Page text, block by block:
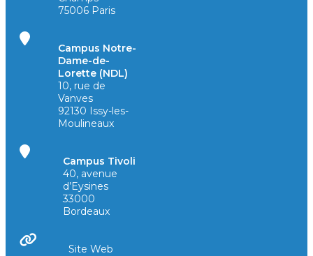
75006 Paris
Campus Notre-
Dame-de-
Lorette (NDL)
10, rue de
Vanves
92130 Issy-les-
Moulineaux
Campus Tivoli
40, avenue
d’Eysines
33000
Bordeaux
Site Web